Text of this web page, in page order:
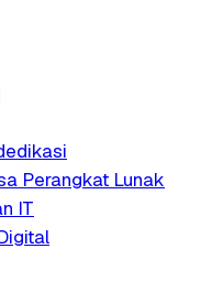
Perangkat Lunak
IT